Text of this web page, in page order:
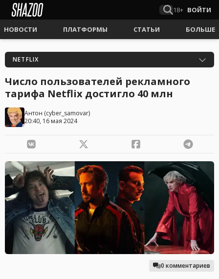
18+ ВОЙТИ
НОВОСТИ ПЛАТФОРМЫ СТАТЬИ БОЛЬШЕ
NETFLIX
Число пользователей рекламного
тарифа Netflix достигло 40 млн
Антон (cyber_samovar)
20:40, 16 мая 2024
0 комментариев